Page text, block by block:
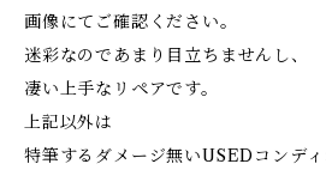
画像にてご確認ください。
迷彩なのであまり目立ちませんし、
凄い上手なリペアです。
上記以外は
特筆するダメージ無いUSEDコンディ